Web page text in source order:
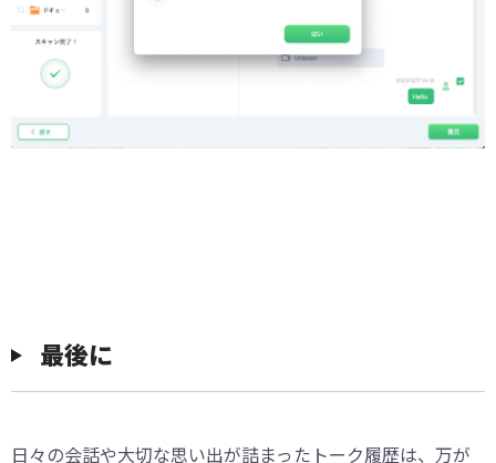
最後に
日々の会話や大切な思い出が詰まったトーク履歴は、万が